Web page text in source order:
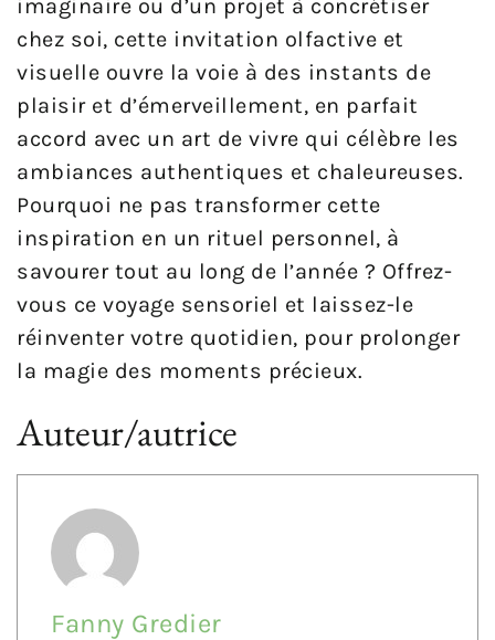
imaginaire ou d’un projet à concrétiser
chez soi, cette invitation olfactive et
visuelle ouvre la voie à des instants de
plaisir et d’émerveillement, en parfait
accord avec un art de vivre qui célèbre les
ambiances authentiques et chaleureuses.
Pourquoi ne pas transformer cette
inspiration en un rituel personnel, à
savourer tout au long de l’année ? Offrez-
vous ce voyage sensoriel et laissez-le
réinventer votre quotidien, pour prolonger
la magie des moments précieux.
Auteur/autrice
Fanny Gredier